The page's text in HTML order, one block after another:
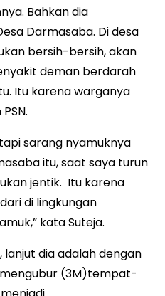
Bahkan dia
Darmasaba. Di desa
bersih-bersih, akan
deman berdarah
Itu karena warganya
sarang nyamuknya
itu, saat saya turun
jentik. Itu karena
di lingkungan
kata Suteja.
lanjut dia adalah dengan
(3M)tempat-